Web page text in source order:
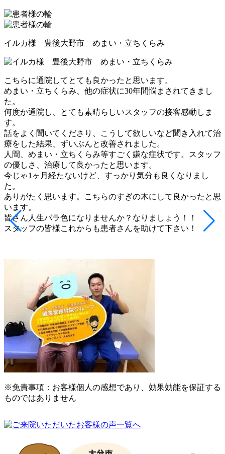
イルカ様 豊後大野市 めまい・立ちくらみ
こちらに通院してとても良かったと思います。
めまい・立ちくらみ、他の症状に30年間悩まされてきまし
た。
何度か通院し、とても素晴らしいスタッフの接客感動しま
す。
話をよく聞いてくださり、こうして欲しいなど聞き入れて治
療をした結果、ずいぶんと改善されました。
人間、めまい・立ちくらみ等すごく嫌な症状です。スタッフ
の優しさ、治療して良かったと思います。
今じゃ1ヶ月経たないけど、すっかり気分も良くなりまし
た。
ありがたく思います。こちらのすぎの木にして良かったと思
います。
皆さん人生バラ色になりませんか？なりましょう！！
スタッフの皆様これからも患者さんを助けて下さい！
※免責事項：お客様個人の感想であり、効果効能を保証する
ものではありません